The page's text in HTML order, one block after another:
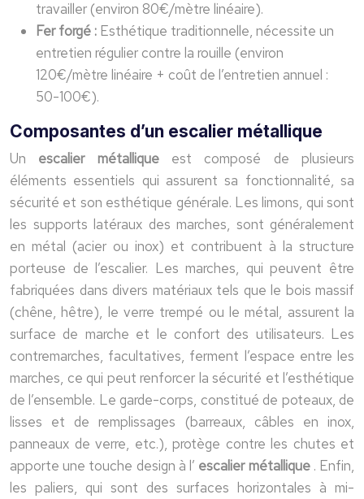
travailler (environ 80€/mètre linéaire).
Fer forgé : Esthétique traditionnelle, nécessite un
entretien régulier contre la rouille (environ
120€/mètre linéaire + coût de l’entretien annuel :
50-100€).
Composantes d’un escalier métallique
Un escalier métallique est composé de plusieurs
éléments essentiels qui assurent sa fonctionnalité, sa
sécurité et son esthétique générale. Les limons, qui sont
les supports latéraux des marches, sont généralement
en métal (acier ou inox) et contribuent à la structure
porteuse de l’escalier. Les marches, qui peuvent être
fabriquées dans divers matériaux tels que le bois massif
(chêne, hêtre), le verre trempé ou le métal, assurent la
surface de marche et le confort des utilisateurs. Les
contremarches, facultatives, ferment l’espace entre les
marches, ce qui peut renforcer la sécurité et l’esthétique
de l’ensemble. Le garde-corps, constitué de poteaux, de
lisses et de remplissages (barreaux, câbles en inox,
panneaux de verre, etc.), protège contre les chutes et
apporte une touche design à l’ escalier métallique . Enfin,
les paliers, qui sont des surfaces horizontales à mi-